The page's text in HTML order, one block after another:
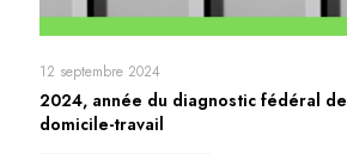
12 septembre 2024
2024, année du diagnostic fédéral
domicile-travail